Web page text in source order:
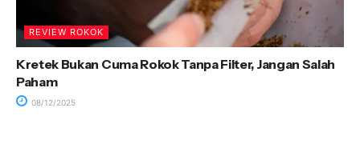
REVIEW ROKOK
Kretek Bukan Cuma Rokok Tanpa Filter, Jangan Salah
Paham
08/12/2025